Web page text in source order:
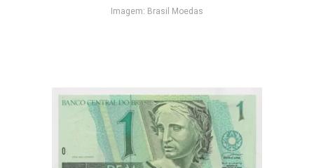
Imagem: Brasil Moedas